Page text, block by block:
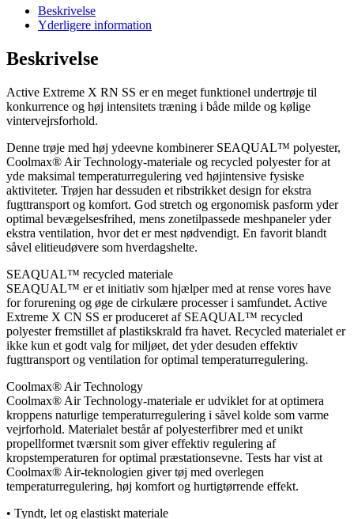
Beskrivelse
Yderligere information
Beskrivelse
Active Extreme X RN SS er en meget funktionel undertrøje til
konkurrence og høj intensitets træning i både milde og kølige
vintervejrsforhold.
Denne trøje med høj ydeevne kombinerer SEAQUAL™ polyester,
Coolmax® Air Technology-materiale og recycled polyester for at
yde maksimal temperaturregulering ved højintensive fysiske
aktiviteter. Trøjen har dessuden et ribstrikket design for ekstra
fugttransport og komfort. God stretch og ergonomisk pasform yder
optimal bevægelsesfrihed, mens zonetilpassede meshpaneler yder
ekstra ventilation, hvor det er mest nødvendigt. En favorit blandt
såvel elitieudøvere som hverdagshelte.
SEAQUAL™ recycled materiale
SEAQUAL™ er et initiativ som hjælper med at rense vores have
for forurening og øge de cirkulære processer i samfundet. Active
Extreme X CN SS er produceret af SEAQUAL™ recycled
polyester fremstillet af plastikskrald fra havet. Recycled materialet er
ikke kun et godt valg for miljøet, det yder desuden effektiv
fugttransport og ventilation for optimal temperaturregulering.
Coolmax® Air Technology
Coolmax® Air Technology-materiale er udviklet for at optimera
kroppens naturlige temperaturregulering i såvel kolde som varme
vejrforhold. Materialet består af polyesterfibrer med et unikt
propellformet tværsnit som giver effektiv regulering af
kropstemperaturen for optimal præstationsevne. Tests har vist at
Coolmax® Air-teknologien giver tøj med overlegen
temperaturregulering, høj komfort og hurtigtørrende effekt.
• Tyndt, let og elastiskt materiale